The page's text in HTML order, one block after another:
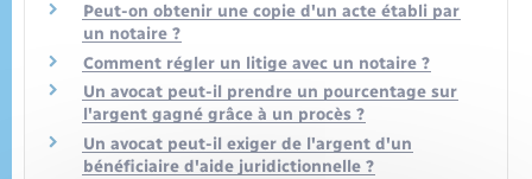
Peut-on obtenir une copie d'un acte établi par
un notaire ?
Comment régler un litige avec un notaire ?
Un avocat peut-il prendre un pourcentage sur
l'argent gagné grâce à un procès ?
Un avocat peut-il exiger de l'argent d'un
bénéficiaire d'aide juridictionnelle ?